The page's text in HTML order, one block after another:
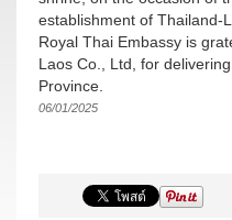
establishment of Thailand-
Royal Thai Embassy is
Laos Co., Ltd, for
Province.
06/01/2025